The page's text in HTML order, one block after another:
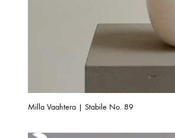
Milla Vaahtera | Stabile No. 89